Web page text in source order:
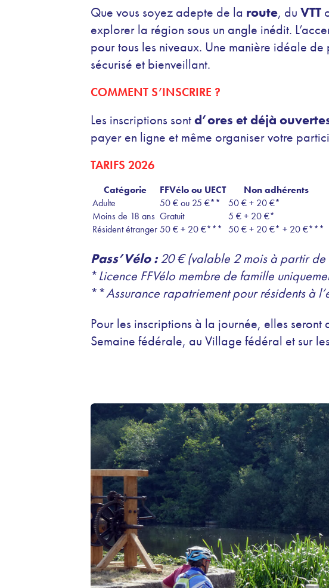
Que vous soyez adepte de la route, du VTT
explorer la région sous un angle inédit.
pour tous les niveaux. Une manière idéale
sécurisé et bienveillant.
COMMENT S’INSCRIRE ?
Les inscriptions sontd’ores et déjà
payer en ligne et même organiser votre
TARIFS 2026
Catégorie FFVélo ou UECT
Non adhérents
Adulte
50 € ou 25 €**
50 € + 20 €*
Moins de 18 ans Gratuit
5 € + 20 €*
Résident étranger50 € + 20 €*** 50 € + 20 €* + 20 €***
Pass’Vélo :20 € (valable 2 mois à partir de
*Licence FFVélo membre de famille
**Assurance rapatriement pour résidents à
Pour les inscriptions à la journée, elles
Semaine fédérale, au Village fédéral et sur